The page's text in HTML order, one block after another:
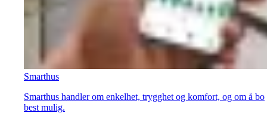
Smarthus
Smarthus handler om enkelhet, trygghet og komfort, og om å bo
best mulig.